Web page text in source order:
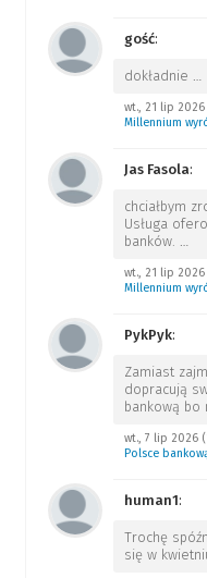
gość:
dokładnie …
wt., 21 lip 2026
Millennium
Jas Fasola:
chciałbym
Usługa
banków. …
wt., 21 lip 2026
Millennium
PykPyk:
Zamiast
dopracują
bankową bo
wt., 7 lip 2026
Polsce
human1:
Trochę
się w